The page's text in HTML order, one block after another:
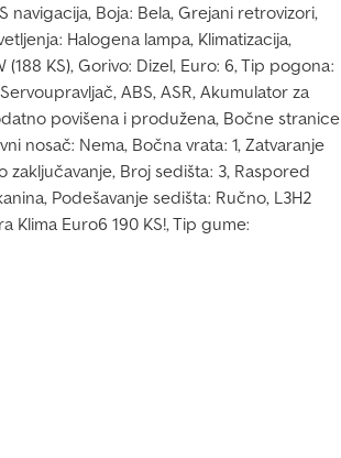
navigacija, Boja: Bela, Grejani retrovizori,
Halogena lampa, Klimatizacija,
KS), Gorivo: Dizel, Euro: 6, Tip pogona:
ABS, ASR, Akumulator za
povišena i produžena, Bočne stranice
nosač: Nema, Bočna vrata: 1, Zatvaranje
zaključavanje, Broj sedišta: 3, Raspored
Podešavanje sedišta: Ručno, L3H2
Klima Euro6 190 KS!, Tip gume: